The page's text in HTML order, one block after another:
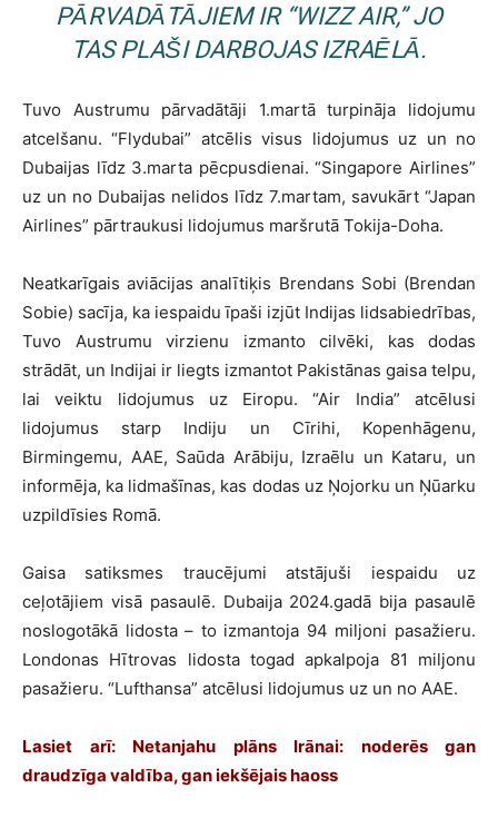
PĀRVADĀTĀJIEM IR “WIZZ AIR,” JO
TAS PLAŠI DARBOJAS IZRAĒLĀ.
Tuvo Austrumu pārvadātāji 1.martā turpināja lidojumu
atcelšanu. “Flydubai” atcēlis visus lidojumus uz un no
Dubaijas līdz 3.marta pēcpusdienai. “Singapore Airlines”
uz un no Dubaijas nelidos līdz 7.martam, savukārt “Japan
Airlines” pārtraukusi lidojumus maršrutā Tokija-Doha.
Neatkarīgais aviācijas analītiķis Brendans Sobi (Brendan
Sobie) sacīja, ka iespaidu īpaši izjūt Indijas lidsabiedrības,
Tuvo Austrumu virzienu izmanto cilvēki, kas dodas
strādāt, un Indijai ir liegts izmantot Pakistānas gaisa telpu,
lai veiktu lidojumus uz Eiropu. “Air India” atcēlusi
lidojumus starp Indiju un Cīrihi, Kopenhāgenu,
Birmingemu, AAE, Saūda Arābiju, Izraēlu un Kataru, un
informēja, ka lidmašīnas, kas dodas uz Ņojorku un Ņūarku
uzpildīsies Romā.
Gaisa satiksmes traucējumi atstājuši iespaidu uz
ceļotājiem visā pasaulē. Dubaija 2024.gadā bija pasaulē
noslogotākā lidosta – to izmantoja 94 miljoni pasažieru.
Londonas Hītrovas lidosta togad apkalpoja 81 miljonu
pasažieru. “Lufthansa” atcēlusi lidojumus uz un no AAE.
Lasiet arī: Netanjahu plāns Irānai: noderēs gan
draudzīga valdība, gan iekšējais haoss